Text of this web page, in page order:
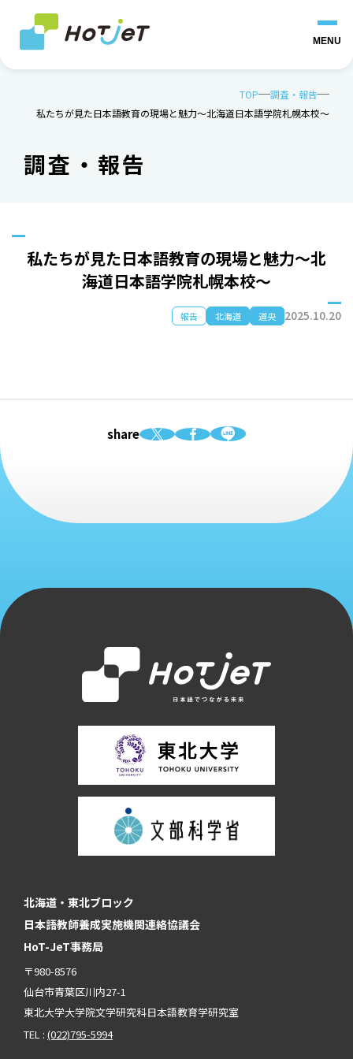
MENU
調査・報告
TOP
調査・報告
私たちが見た日本語教育の現場と魅力～北海道日本語学院札幌本校～
私たちが見た日本語教育の現場と魅力～北
海道日本語学院札幌本校～
報告 北海道 道央 2025.10.20
share
北海道・東北ブロック
日本語教師養成実施機関連絡協議会
HoT-JeT事務局
〒980-8576
仙台市青葉区川内27-1
東北大学大学院文学研究科日本語教育学研究室
TEL : (022)795-5994